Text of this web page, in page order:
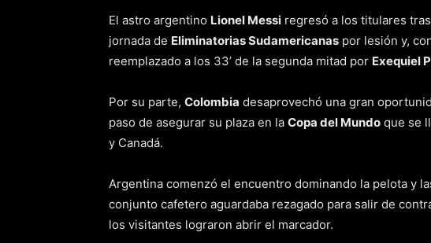
El astro argentino Lionel Messi regresó a los titulares
jornada de Eliminatorias Sudamericanas por lesión y,
reemplazado a los 33’ de la segunda mitad por Exequiel
Por su parte, Colombia desaprovechó una gran
paso de asegurar su plaza en la Copa del Mundo que se
y Canadá.
Argentina comenzó el encuentro dominando la pelota y
conjunto cafetero aguardaba rezagado para salir de
los visitantes lograron abrir el marcador.